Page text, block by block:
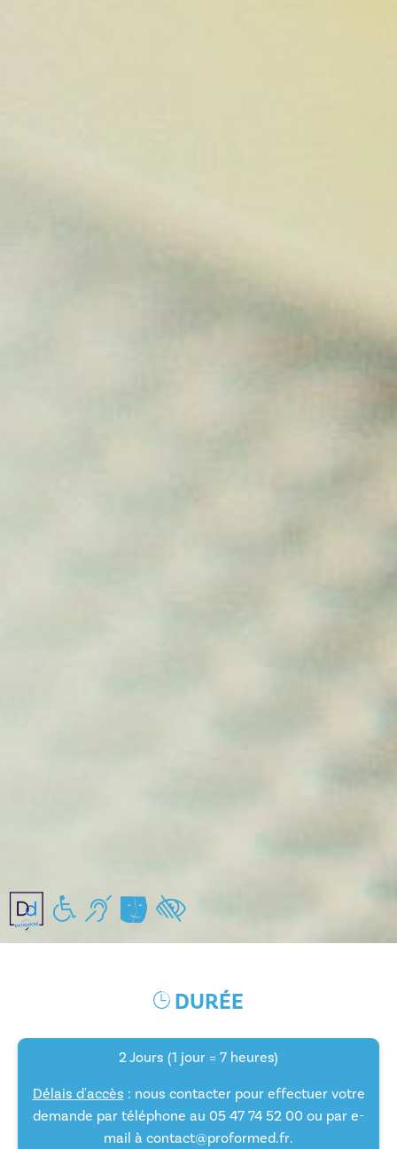
Handicap moteur
Handicap auditif
Handicap mental/pychiques
Handicap visuel
DURÉE
2 Jours (1 jour = 7 heures)
Délais d'accès : nous contacter pour effectuer votre
demande par téléphone au 05 47 74 52 00 ou par e-
mail à contact@proformed.fr.